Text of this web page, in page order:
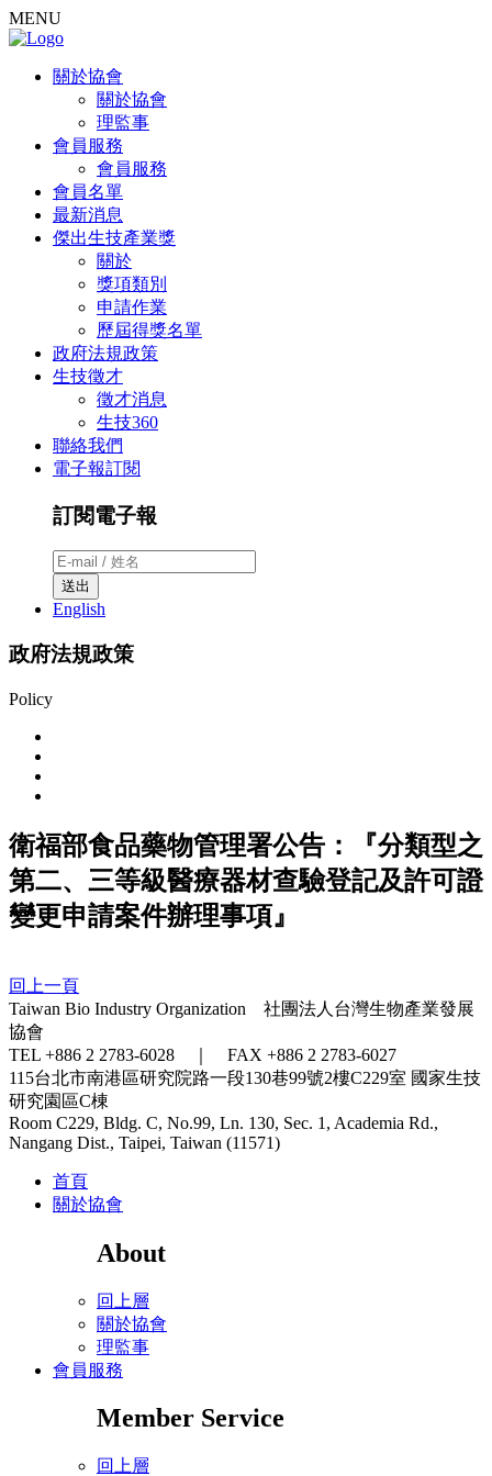
MENU
關於協會
關於協會
理監事
會員服務
會員服務
會員名單
最新消息
傑出生技產業獎
關於
獎項類別
申請作業
歷屆得獎名單
政府法規政策
生技徵才
徵才消息
生技360
聯絡我們
電子報訂閱
訂閱電子報
送出
English
政府法規政策
Policy
衛福部食品藥物管理署公告：『分類型之
第二、三等級醫療器材查驗登記及許可證
變更申請案件辦理事項』
回上一頁
Taiwan Bio Industry Organization 社團法人台灣生物產業發展
協會
TEL +886 2 2783-6028 ｜ FAX +886 2 2783-6027
115台北市南港區研究院路一段130巷99號2樓C229室 國家生技
研究園區C棟
Room C229, Bldg. C, No.99, Ln. 130, Sec. 1, Academia Rd.,
Nangang Dist., Taipei, Taiwan (11571)
首頁
關於協會
About
回上層
關於協會
理監事
會員服務
Member Service
回上層